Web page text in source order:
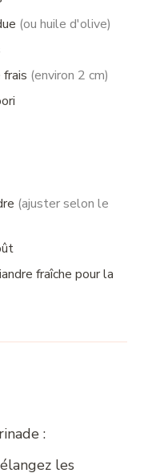
(ou huile d'olive)
(environ 2 cm)
(ajuster selon le
fraîche pour la
:
les